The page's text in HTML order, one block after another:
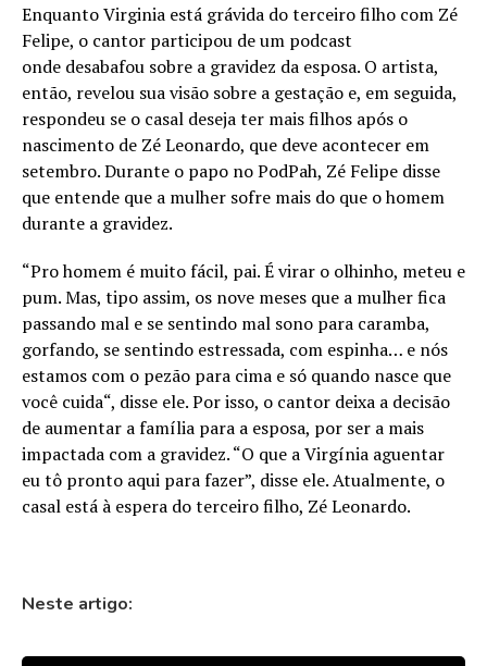
Enquanto Virginia está grávida do terceiro filho com Zé
Felipe, o cantor participou de um podcast
onde desabafou sobre a gravidez da esposa. O artista,
então, revelou sua visão sobre a gestação e, em seguida,
respondeu se o casal deseja ter mais filhos após o
nascimento de Zé Leonardo, que deve acontecer em
setembro. Durante o papo no PodPah, Zé Felipe disse
que entende que a mulher sofre mais do que o homem
durante a gravidez.
“Pro homem é muito fácil, pai. É virar o olhinho, meteu e
pum. Mas, tipo assim, os nove meses que a mulher fica
passando mal e se sentindo mal sono para caramba,
gorfando, se sentindo estressada, com espinha… e nós
estamos com o pezão para cima e só quando nasce que
você cuida“, disse ele. Por isso, o cantor deixa a decisão
de aumentar a família para a esposa, por ser a mais
impactada com a gravidez. “O que a Virgínia aguentar
eu tô pronto aqui para fazer”, disse ele. Atualmente, o
casal está à espera do terceiro filho, Zé Leonardo.
Neste artigo: